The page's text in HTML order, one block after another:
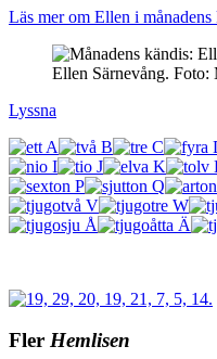
Läs mer om Ellen i månadens
Ellen Särnevång.
Lyssna
Fler Hemlisen